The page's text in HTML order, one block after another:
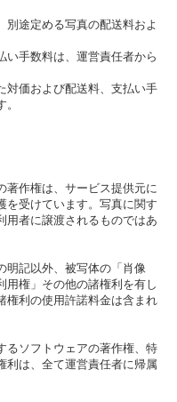
別途定める写真の配送料およ
い手数料は、運営責任者から
対価および配送料、支払い手
著作権は、サービス提供元に
を受けています。写真に関す
用者に譲渡されるものではあ
明記以外、被写体の「肖像
用権」その他の諸権利を有し
権利の使用許諾料金は含まれ
るソフトウェアの著作権、特
利は、全て運営責任者に帰属